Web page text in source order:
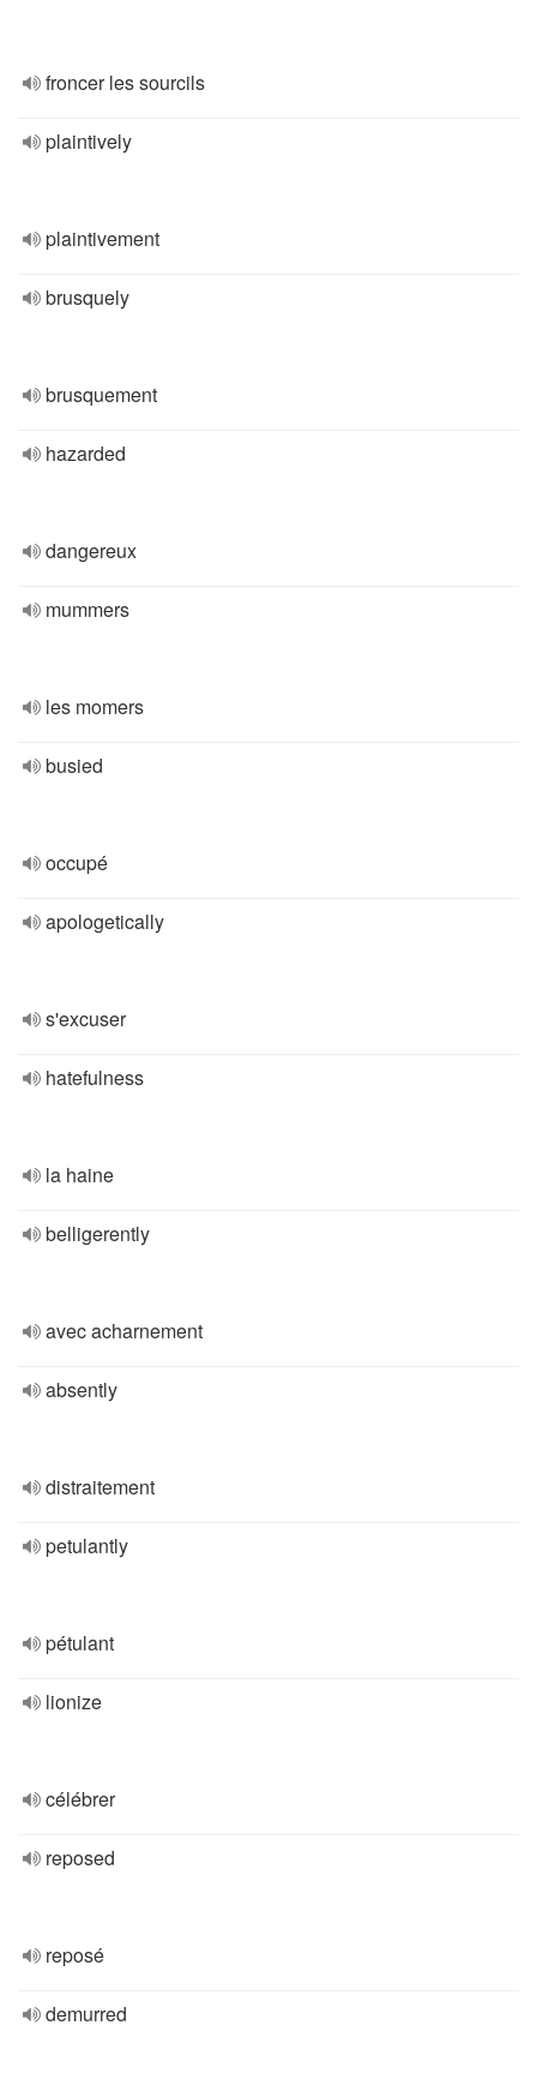
froncer les sourcils
plaintively
plaintivement
brusquely
brusquement
hazarded
dangereux
mummers
les momers
busied
occupé
apologetically
s'excuser
hatefulness
la haine
belligerently
avec acharnement
absently
distraitement
petulantly
pétulant
lionize
célébrer
reposed
reposé
demurred